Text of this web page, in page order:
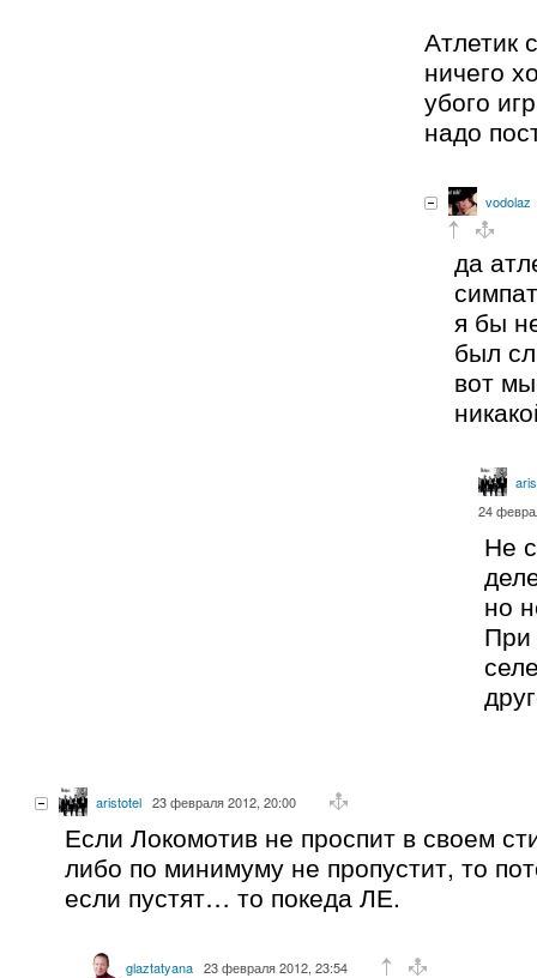
Атлетик
ничего
убого
надо
vodolaz
да
я бы
был
вот
24
Не
но
При
aristotel 23 февраля 2012, 20:00
Если Локомотив не проспит в своем
либо по минимуму не пропустит, то
если пустят… то покеда ЛЕ.
glaztatyana 23 февраля 2012, 23:54